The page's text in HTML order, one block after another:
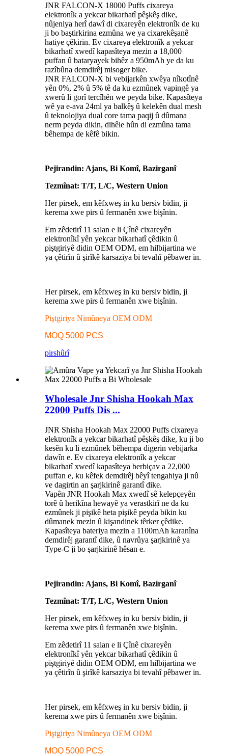
JNR FALCON-X 18000 Puffs cixareya
elektronîk a yekcar bikarhatî pêşkêş dike,
nûjeniya herî dawî di cixareyên elektronîk de ku
ji bo baştirkirina ezmûna we ya cixarekêşanê
hatiye çêkirin. Ev cixareya elektronîk a yekcar
bikarhatî xwedî kapasîteya mezin a 18,000
puffan û bataryayek bihêz a 950mAh ye da ku
razîbûna demdirêj misoger bike.
JNR FALCON-X bi vebijarkên xwêya nîkotînê
yên 0%, 2% û 5% tê da ku ezmûnek vapingê ya
xwerû li gorî tercîhên we peyda bike. Kapasîteya
wê ya e-ava 24ml ya balkêş û kelekên dual mesh
û teknolojiya dual core tama paqij û dûmana
nerm peyda dikin, dihêle hûn di ezmûna tama
bêhempa de kêfê bikin.
Pejirandin: Ajans, Bi Komî, Bazirganî
Tezmînat: T/T, L/C, Western Union
Her pirsek, em kêfxweş in ku bersiv bidin, ji
kerema xwe pirs û fermanên xwe bişînin.
Em zêdetirî 11 salan e li Çînê cixareyên
elektronîkî yên yekcar bikarhatî çêdikin û
piştgiriyê didin OEM ODM, em hilbijartina we
ya çêtirîn û şirîkê karsaziya bi tevahî pêbawer in.
Her pirsek, em kêfxweş in ku bersiv bidin, ji
kerema xwe pirs û fermanên xwe bişînin.
Piştgiriya Nimûneya OEM ODM
MOQ 5000 PCS
pirshûrî
Wholesale Jnr Shisha Hookah Max
22000 Puffs Dis ...
JNR Shisha Hookah Max 22000 Puffs cixareya
elektronîk a yekcar bikarhatî pêşkêş dike, ku ji bo
kesên ku li ezmûnek bêhempa digerin vebijarka
dawîn e. Ev cixareya elektronîk a yekcar
bikarhatî xwedî kapasîteya berbiçav a 22,000
puffan e, ku kêfek demdirêj bêyî tengahiya ji nû
ve dagirtin an şarjkirinê garantî dike.
Vapên JNR Hookah Max xwedî sê kelepçeyên
torê û herikîna hewayê ya verastkirî ne da ku
ezmûnek ji pişikê heta pişikê peyda bikin ku
dûmanek mezin û kişandinek têrker çêdike.
Kapasîteya bateriya mezin a 1100mAh karanîna
demdirêj garantî dike, û navrûya şarjkirinê ya
Type-C ji bo şarjkirinê hêsan e.
Pejirandin: Ajans, Bi Komî, Bazirganî
Tezmînat: T/T, L/C, Western Union
Her pirsek, em kêfxweş in ku bersiv bidin, ji
kerema xwe pirs û fermanên xwe bişînin.
Em zêdetirî 11 salan e li Çînê cixareyên
elektronîkî yên yekcar bikarhatî çêdikin û
piştgiriyê didin OEM ODM, em hilbijartina we
ya çêtirîn û şirîkê karsaziya bi tevahî pêbawer in.
Her pirsek, em kêfxweş in ku bersiv bidin, ji
kerema xwe pirs û fermanên xwe bişînin.
Piştgiriya Nimûneya OEM ODM
MOQ 5000 PCS